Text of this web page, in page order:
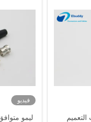
فيديو